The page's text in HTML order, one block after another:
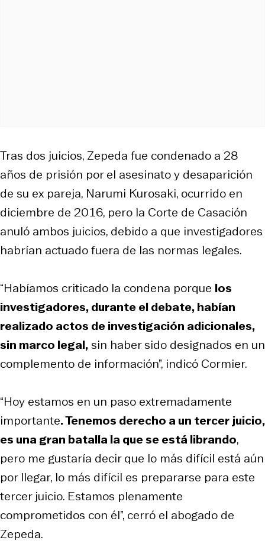
Tras dos juicios, Zepeda fue condenado a 28
años de prisión por el asesinato y desaparición
de su ex pareja, Narumi Kurosaki, ocurrido en
diciembre de 2016, pero la Corte de Casación
anuló ambos juicios, debido a que investigadores
habrían actuado fuera de las normas legales.
“Habíamos criticado la condena porque los
investigadores, durante el debate, habían
realizado actos de investigación adicionales,
sin marco legal,sin haber sido designados en un
complemento de información”, indicó Cormier.
“Hoy estamos en un paso extremadamente
importante. Tenemos derecho a un tercer juicio,
es una gran batalla la que se está librando,
pero me gustaría decir que lo más difícil está aún
por llegar, lo más difícil es prepararse para este
tercer juicio. Estamos plenamente
comprometidos con él”, cerró el abogado de
Zepeda.